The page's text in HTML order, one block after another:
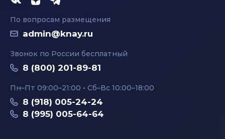
По вопросам размещения
admin@knay.ru
Звонок по России бесплатный
8 (800) 201-89-81
Пн–Пт 09:00–21:00 • Сб–Вс 10:00–18:00
8 (918) 005-24-24
8 (995) 005-64-64